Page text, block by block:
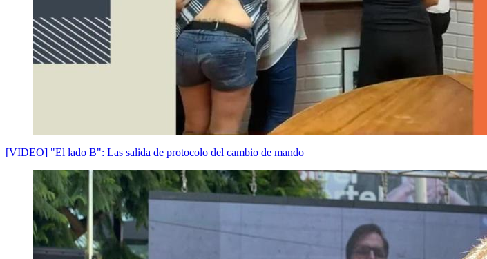
[VIDEO] "El lado B": Las salida de protocolo del cambio de mando